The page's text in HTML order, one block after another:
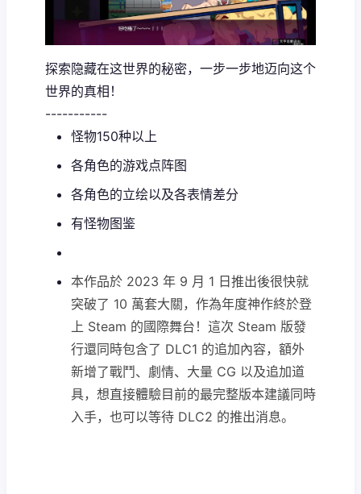
探索隐藏在这世界的秘密，一步一步地迈向这个
世界的真相！
-----------
怪物150种以上
各角色的游戏点阵图
各角色的立绘以及各表情差分
有怪物图鉴
本作品於 2023 年 9 月 1 日推出後很快就
突破了 10 萬套大關，作為年度神作終於登
上 Steam 的國際舞台！這次 Steam 版發
行還同時包含了 DLC1 的追加內容，額外
新增了戰鬥、劇情、大量 CG 以及追加道
具，想直接體驗目前的最完整版本建議同時
入手，也可以等待 DLC2 的推出消息。